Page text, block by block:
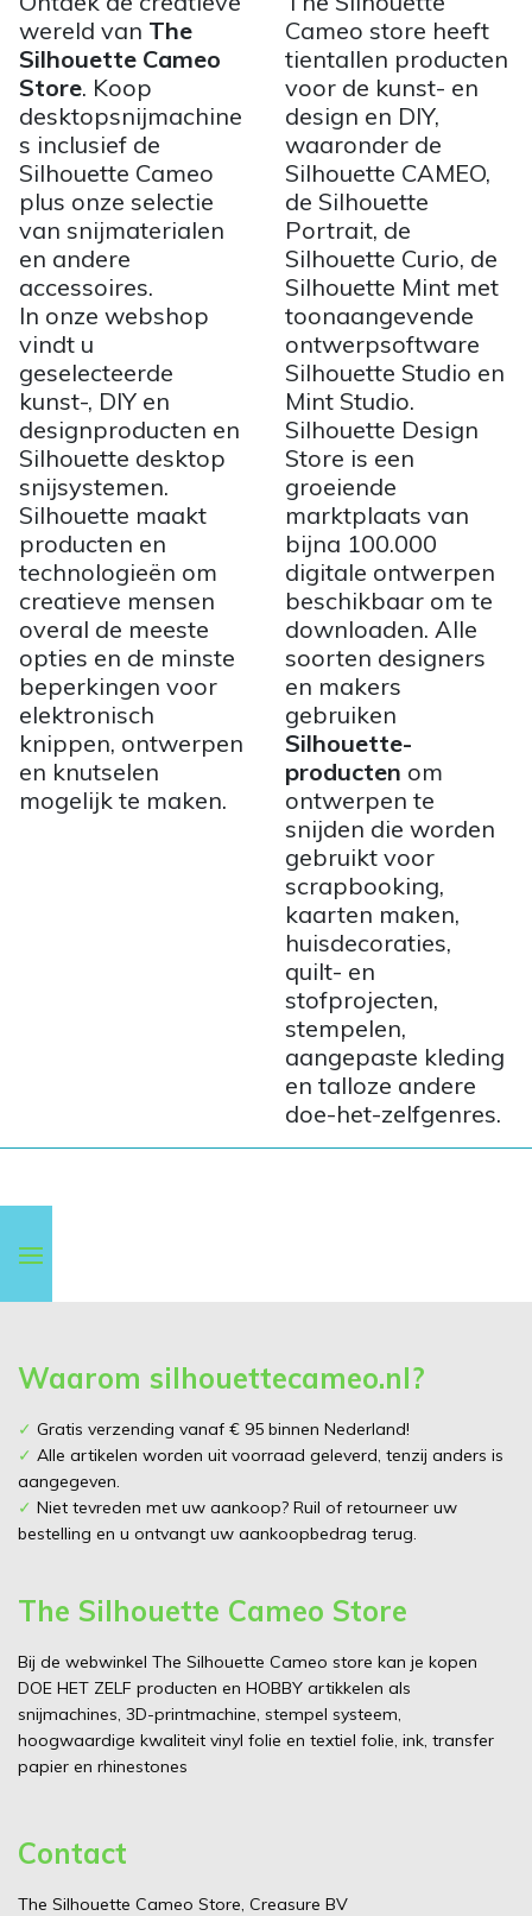
wereld van The
Silhouette Cameo
Store. Koop
desktopsnijmachine
s inclusief de
Silhouette Cameo
plus onze selectie
van snijmaterialen
en andere
accessoires.
In onze webshop
vindt u
geselecteerde
kunst-, DIY en
designproducten en
Silhouette desktop
snijsystemen.
Silhouette maakt
producten en
technologieën om
creatieve mensen
overal de meeste
opties en de minste
beperkingen voor
elektronisch
knippen, ontwerpen
en knutselen
mogelijk te maken.
Cameo store heeft
tientallen producten
voor de kunst- en
design en DIY,
waaronder de
Silhouette CAMEO,
de Silhouette
Portrait, de
Silhouette Curio, de
Silhouette Mint met
toonaangevende
ontwerpsoftware
Silhouette Studio en
Mint Studio.
Silhouette Design
Store is een
groeiende
marktplaats van
bijna 100.000
digitale ontwerpen
beschikbaar om te
downloaden. Alle
soorten designers
en makers
gebruiken
Silhouette-
producten om
ontwerpen te
snijden die worden
gebruikt voor
scrapbooking,
kaarten maken,
huisdecoraties,
quilt- en
stofprojecten,
stempelen,
aangepaste kleding
en talloze andere
doe-het-zelfgenres.
Waarom silhouettecameo.nl?
✓ Gratis verzending vanaf € 95 binnen Nederland!
✓ Alle artikelen worden uit voorraad geleverd, tenzij anders is
aangegeven.
✓ Niet tevreden met uw aankoop? Ruil of retourneer uw
bestelling en u ontvangt uw aankoopbedrag terug.
The Silhouette Cameo Store
Bij de webwinkel The Silhouette Cameo store kan je kopen
DOE HET ZELF producten en HOBBY artikkelen als
snijmachines, 3D-printmachine, stempel systeem,
hoogwaardige kwaliteit vinyl folie en textiel folie, ink, transfer
papier en rhinestones
Contact
The Silhouette Cameo Store, Creasure BV